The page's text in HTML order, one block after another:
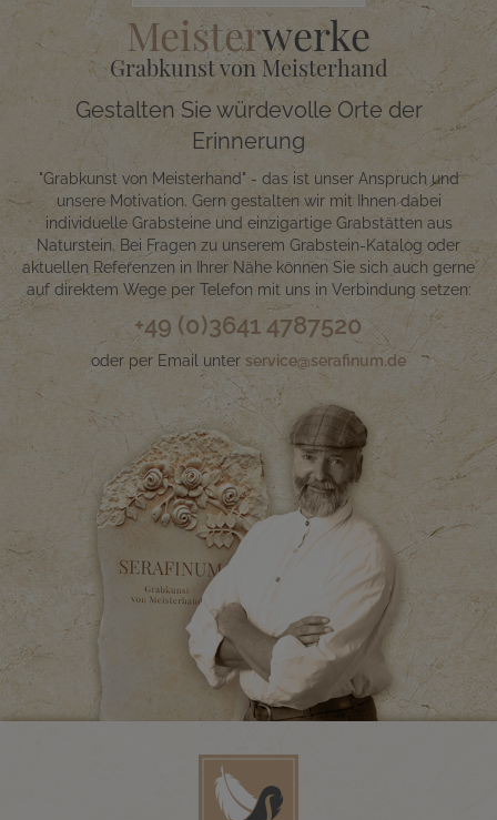
Meisterwerke
Grabkunst von Meisterhand
Gestalten Sie würdevolle Orte der
Erinnerung
"Grabkunst von Meisterhand" - das ist unser Anspruch und
unsere Motivation. Gern gestalten wir mit Ihnen dabei
individuelle Grabsteine und einzigartige Grabstätten aus
Naturstein. Bei Fragen zu unserem Grabstein-Katalog oder
aktuellen Referenzen in Ihrer Nähe können Sie sich auch gerne
auf direktem Wege per Telefon mit uns in Verbindung setzen:
+49 (0)3641 4787520
oder per Email unter service@serafinum.de